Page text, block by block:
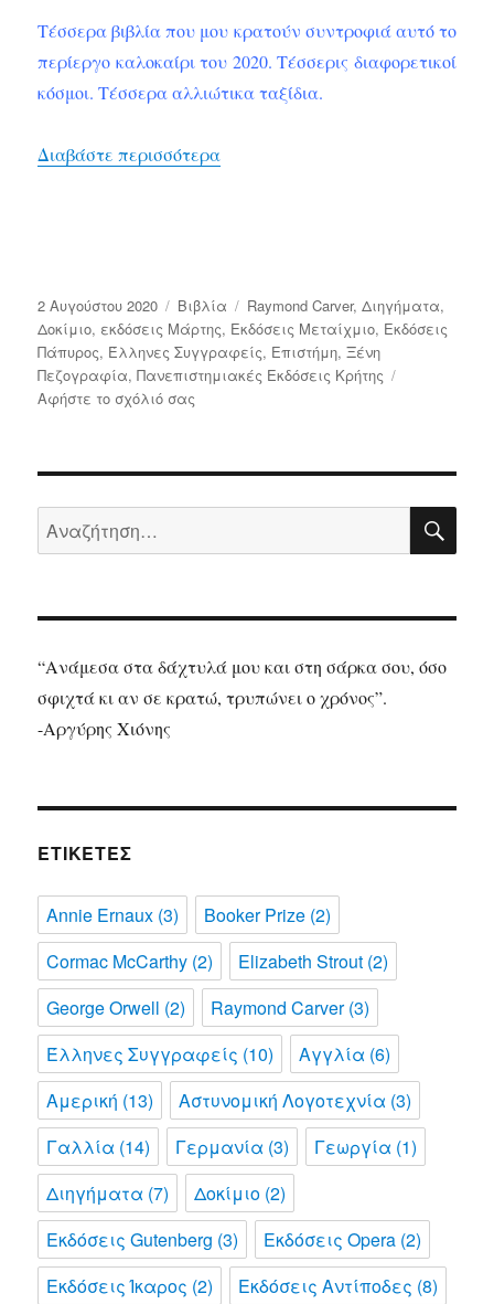
Τέσσερα βιβλία που μου κρατούν συντροφιά αυτό το
περίεργο καλοκαίρι του 2020. Τέσσερις διαφορετικοί
κόσμοι. Τέσσερα αλλιώτικα ταξίδια.
Διαβάστε περισσότερα“Βιβλία που ταξιδεύουν”
Δημοσιεύτηκε
την
2 Αυγούστου 2020 Κατηγορίες
Bιβλία Ετικέτες
Raymond Carver,Διηγήματα,
Δοκίμιο, εκδόσεις Μάρτης, Εκδόσεις Μεταίχμιο, Εκδόσεις
Πάπυρος, Έλληνες Συγγραφείς, Επιστήμη,Ξένη
Πεζογραφία,Πανεπιστημιακές Εκδόσεις Κρήτης
Αφήστε το σχόλιό σας
ταξιδεύουν
Αναζήτηση
για:
“Ανάμεσα στα δάχτυλά μου και στη σάρκα σου, όσο
σφιχτά κι αν σε κρατώ, τρυπώνει ο χρόνος”.
-Αργύρης Χιόνης
ΕΤΙΚΈΤΕΣ
Annie Ernaux (3) Booker Prize (2)
Cormac McCarthy (2) Elizabeth Strout (2)
George Orwell (2) Raymond Carver(3)
Έλληνες Συγγραφείς (10) Αγγλία (6)
Αμερική (13) Αστυνομική Λογοτεχνία (3)
Γαλλία (14) Γερμανία (3) Γεωργία (1)
Διηγήματα (7) Δοκίμιο (2)
Εκδόσεις Gutenberg (3) Εκδόσεις Opera (2)
Εκδόσεις Ίκαρος (2) Εκδόσεις Αντίποδες (8)